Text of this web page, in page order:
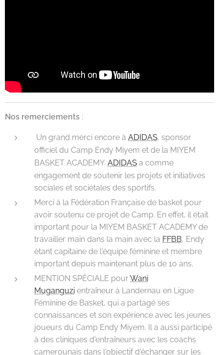
Nos remerciements :
Un grand merci encore à ADIDAS, sponsor
officiel du Camp Endy Miyem et de la MIYEM
BASKET ACADEMY. ADIDAS a comme
engagement de soutenir les projets et initiatives
sociales et sociétales des sportifs.
Merci à la Fédération Française de basket pour
avoir soutenu ce projet de Camp. En effet, il était
important pour la MIYEM BASKET ACADEMY de
travailler main dans la main avec la FFBB, Endy
étant capitaine de l'équipe féminine et membre
important depuis maintenant plus de 10 ans.
MENTION SPÉCIALE pourWani
Muganguzi entraîneur à Landernau en Ligue
Féminine de Basket, qui a partagé ses
connaissances et son expérience avec les jeunes
joueurs du Camp Endy Miyem. Il a aussi participé
à des cliniques d'entraîneurs avec les coachs
camerounais dans l'objectif d'échanger sur les